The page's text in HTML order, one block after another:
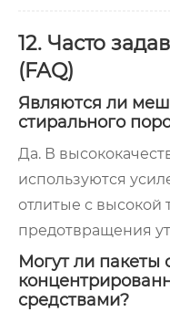
12. Часто
(FAQ)
Являются ли
стирального
Да. В
используются
отлитые с высокой
предотвращения
Могут ли пакеты
средствами?